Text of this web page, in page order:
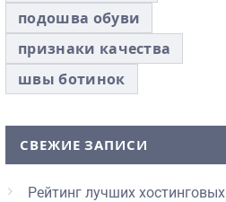
подошва обуви
признаки качества
швы ботинок
СВЕЖИЕ ЗАПИСИ
Рейтинг лучших хостинговых